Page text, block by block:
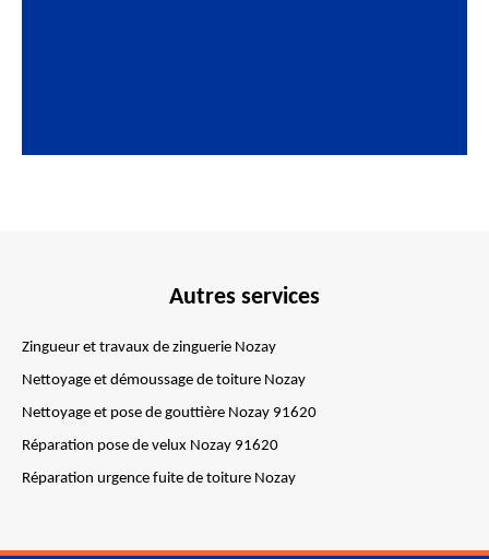
Autres services
Zingueur et travaux de zinguerie Nozay
Nettoyage et démoussage de toiture Nozay
Nettoyage et pose de gouttière Nozay 91620
Réparation pose de velux Nozay 91620
Réparation urgence fuite de toiture Nozay